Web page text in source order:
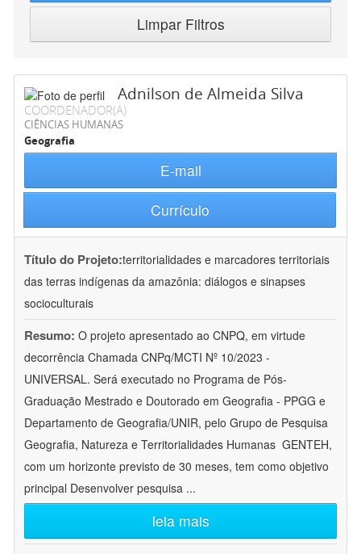
Limpar Filtros
Adnilson de Almeida Silva
COORDENADOR(A)
CIÊNCIAS HUMANAS
Geografia
E-mail
Currículo
Título do Projeto:territorialidades e marcadores territoriais
das terras indígenas da amazônia: diálogos e sinapses
socioculturais
Resumo: O projeto apresentado ao CNPQ, em virtude
decorrência Chamada CNPq/MCTI Nº 10/2023 -
UNIVERSAL. Será executado no Programa de Pós-
Graduação Mestrado e Doutorado em Geografia - PPGG e
Departamento de Geografia/UNIR, pelo Grupo de Pesquisa
Geografia, Natureza e Territorialidades Humanas  GENTEH,
com um horizonte previsto de 30 meses, tem como objetivo
principal Desenvolver pesquisa ...
leia mais